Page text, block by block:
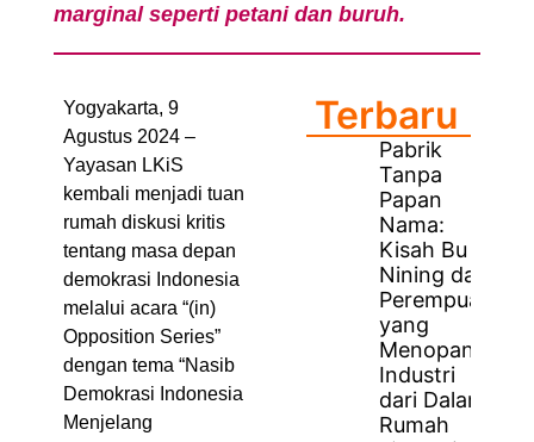
marginal seperti petani dan buruh.
Yogyakarta, 9
Agustus 2024 –
Yayasan LKiS
kembali menjadi tuan
rumah diskusi kritis
tentang masa depan
demokrasi Indonesia
melalui acara “(in)
Opposition Series”
dengan tema “Nasib
Demokrasi Indonesia
Menjelang
Terbaru
Pabrik
Tanpa
Papan
Nama:
Kisah Bu
Nining dan
Perempuan
yang
Menopang
Industri
dari Dalam
Rumah